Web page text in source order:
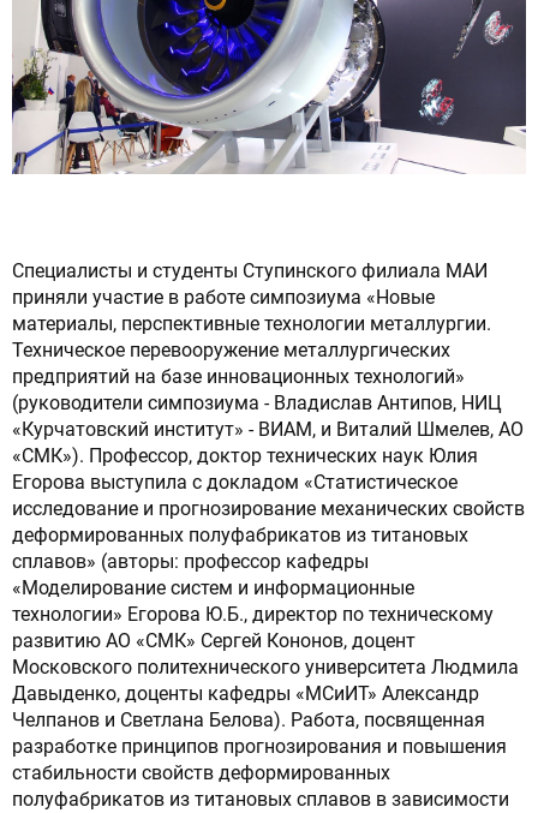
Специалисты и студенты Ступинского филиала МАИ
приняли участие в работе симпозиума «Новые
материалы, перспективные технологии металлургии.
Техническое перевооружение металлургических
предприятий на базе инновационных технологий»
(руководители симпозиума - Владислав Антипов, НИЦ
«Курчатовский институт» - ВИАМ, и Виталий Шмелев, АО
«СМК»). Профессор, доктор технических наук Юлия
Егорова выступила с докладом «Статистическое
исследование и прогнозирование механических свойств
деформированных полуфабрикатов из титановых
сплавов» (авторы: профессор кафедры
«Моделирование систем и информационные
технологии» Егорова Ю.Б., директор по техническому
развитию АО «СМК» Сергей Кононов, доцент
Московского политехнического университета Людмила
Давыденко, доценты кафедры «МСиИТ» Александр
Челпанов и Светлана Белова). Работа, посвященная
разработке принципов прогнозирования и повышения
стабильности свойств деформированных
полуфабрикатов из титановых сплавов в зависимости